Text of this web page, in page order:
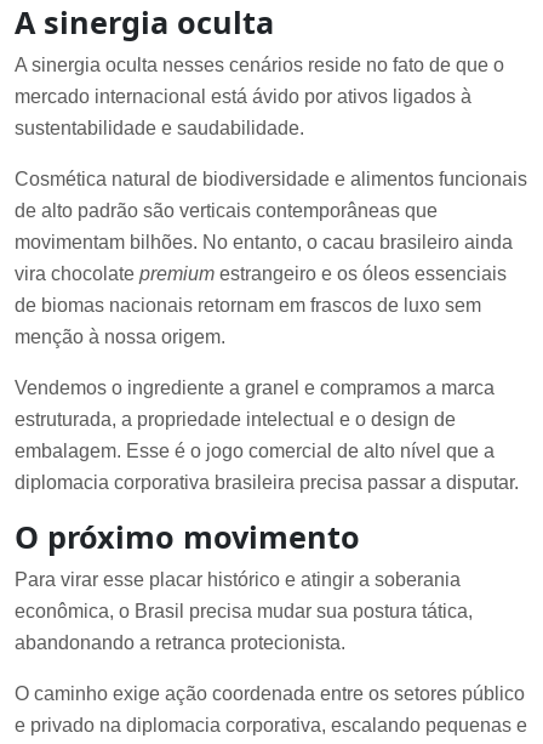
A sinergia oculta
A sinergia oculta nesses cenários reside no fato de que o
mercado internacional está ávido por ativos ligados à
sustentabilidade e saudabilidade.
Cosmética natural de biodiversidade e alimentos funcionais
de alto padrão são verticais contemporâneas que
movimentam bilhões. No entanto, o cacau brasileiro ainda
vira chocolate premium estrangeiro e os óleos essenciais
de biomas nacionais retornam em frascos de luxo sem
menção à nossa origem.
Vendemos o ingrediente a granel e compramos a marca
estruturada, a propriedade intelectual e o design de
embalagem. Esse é o jogo comercial de alto nível que a
diplomacia corporativa brasileira precisa passar a disputar.
O próximo movimento
Para virar esse placar histórico e atingir a soberania
econômica, o Brasil precisa mudar sua postura tática,
abandonando a retranca protecionista.
O caminho exige ação coordenada entre os setores público
e privado na diplomacia corporativa, escalando pequenas e